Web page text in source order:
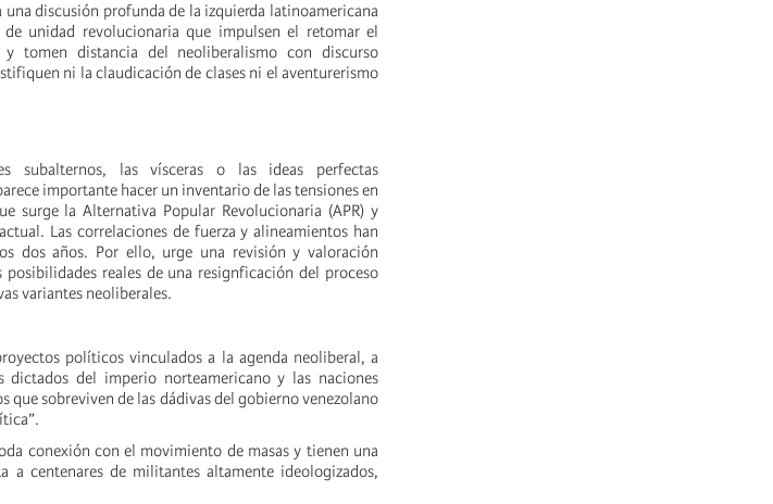
discusión profunda de la izquierda latinoamericana
unidad revolucionaria que impulsen el retomar el
tomen distancia del neoliberalismo con discurso
ni la claudicación de clases ni el aventurerismo
subalternos, las vísceras o las ideas perfectas
importante hacer un inventario de las tensiones en
surge la Alternativa Popular Revolucionaria (APR) y
Las correlaciones de fuerza y alineamientos han
dos años. Por ello, urge una revisión y valoración
reales de una resignficación del proceso
variantes neoliberales.
políticos vinculados a la agenda neoliberal, a
del imperio norteamericano y las naciones
que sobreviven de las dádivas del gobierno venezolano
conexión con el movimiento de masas y tienen una
a centenares de militantes altamente ideologizados,